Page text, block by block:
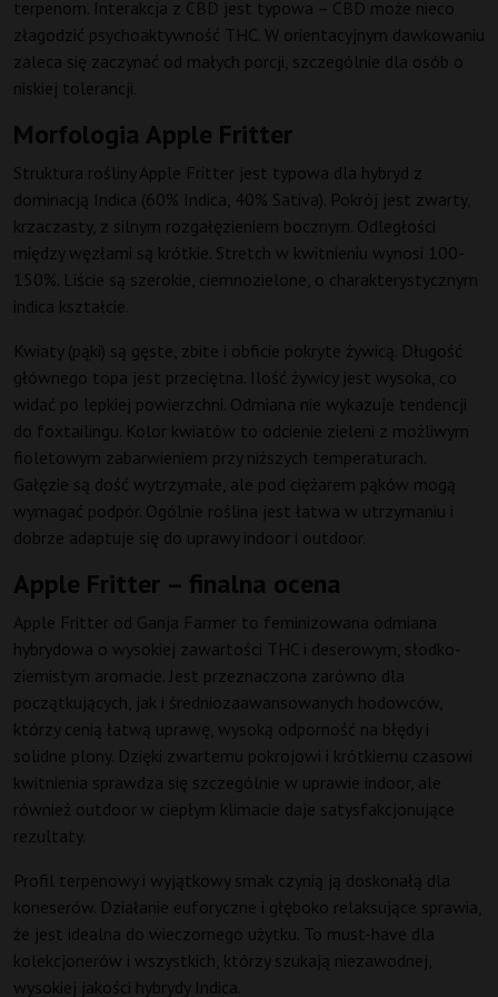
terpenom. Interakcja z CBD jest typowa – CBD może nieco
złagodzić psychoaktywność THC. W orientacyjnym dawkowaniu
zaleca się zaczynać od małych porcji, szczególnie dla osób o
niskiej tolerancji.
Morfologia Apple Fritter
Struktura rośliny Apple Fritter jest typowa dla hybryd z
dominacją Indica (60% Indica, 40% Sativa). Pokrój jest zwarty,
krzaczasty, z silnym rozgałęzieniem bocznym. Odległości
między węzłami są krótkie. Stretch w kwitnieniu wynosi 100-
150%. Liście są szerokie, ciemnozielone, o charakterystycznym
indica kształcie.
Kwiaty (pąki) są gęste, zbite i obficie pokryte żywicą. Długość
głównego topa jest przeciętna. Ilość żywicy jest wysoka, co
widać po lepkiej powierzchni. Odmiana nie wykazuje tendencji
do foxtailingu. Kolor kwiatów to odcienie zieleni z możliwym
fioletowym zabarwieniem przy niższych temperaturach.
Gałęzie są dość wytrzymałe, ale pod ciężarem pąków mogą
wymagać podpór. Ogólnie roślina jest łatwa w utrzymaniu i
dobrze adaptuje się do uprawy indoor i outdoor.
Apple Fritter – finalna ocena
Apple Fritter od Ganja Farmer to feminizowana odmiana
hybrydowa o wysokiej zawartości THC i deserowym, słodko-
ziemistym aromacie. Jest przeznaczona zarówno dla
początkujących, jak i średniozaawansowanych hodowców,
którzy cenią łatwą uprawę, wysoką odporność na błędy i
solidne plony. Dzięki zwartemu pokrojowi i krótkiemu czasowi
kwitnienia sprawdza się szczególnie w uprawie indoor, ale
również outdoor w ciepłym klimacie daje satysfakcjonujące
rezultaty.
Profil terpenowy i wyjątkowy smak czynią ją doskonałą dla
koneserów. Działanie euforyczne i głęboko relaksujące sprawia,
że jest idealna do wieczornego użytku. To must-have dla
kolekcjonerów i wszystkich, którzy szukają niezawodnej,
wysokiej jakości hybrydy Indica.